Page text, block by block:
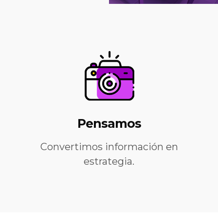
Pensamos
Convertimos información en
estrategia.